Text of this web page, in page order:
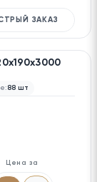
ЗАКАЗ
88 шт
Цена за